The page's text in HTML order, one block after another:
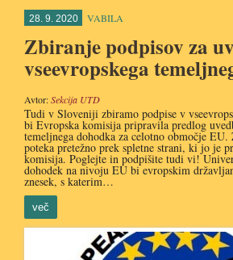
28. 9. 2020 VABILA
Zbiranje podpisov za
vseevropskega
Avtor:Sekcija UTD
Tudi v Sloveniji zbiramo podpise v
bi Evropska komisija pripravila predlog
temeljnega dohodka za celotno območje
poteka pretežno prek spletne strani, ki jo je
komisija. Poglejte in podpišite tudi vi!
dohodek na nivoju EU bi evropskim
znesek, s katerim…
več